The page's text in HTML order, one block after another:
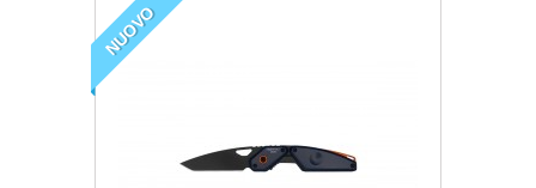
NUOVO